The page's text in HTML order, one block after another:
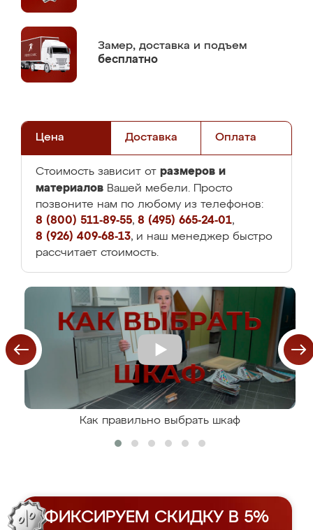
Замер, доставка и подъем
бесплатно
Цена Доставка Оплата
Стоимость зависит от размеров и
материалов Вашей мебели. Просто
позвоните нам по любому из телефонов:
8 (800) 511-89-55, 8 (495) 665-24-01,
8 (926) 409-68-13, и наш менеджер быстро
рассчитает стоимость.
Как правильно выбрать шкаф
ФИКСИРУЕМ СКИДКУ В 5%